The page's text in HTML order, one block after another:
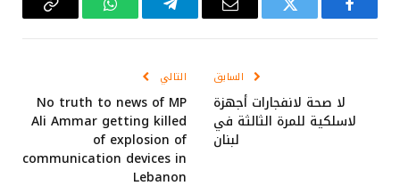
فيسبوك تويتر
البريد
تيلقرام واتساب Copy
السابق
لا صحة لانفجارات أجهزة
لاسلكية للمرة الثالثة في
لبنان
التالي
No truth to news of MP
Ali Ammar getting killed
of explosion of
communication devices in
Lebanon